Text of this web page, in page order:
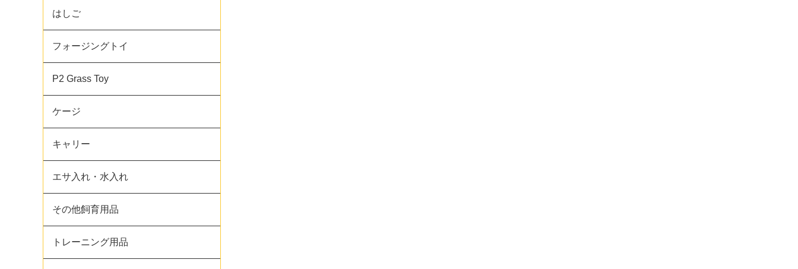
はしご
フォージングトイ
P2 Grass Toy
ケージ
キャリー
エサ入れ・水入れ
その他飼育用品
トレーニング用品